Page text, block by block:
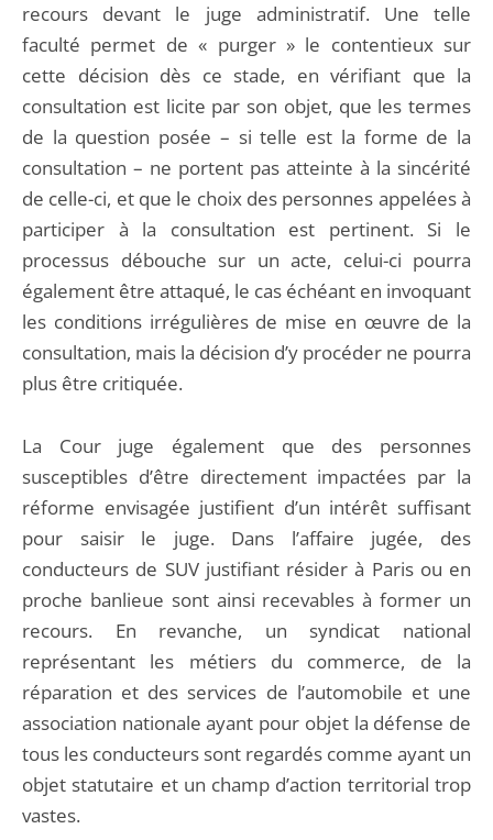
recours devant le juge administratif. Une telle
faculté permet de « purger » le contentieux sur
cette décision dès ce stade, en vérifiant que la
consultation est licite par son objet, que les termes
de la question posée – si telle est la forme de la
consultation – ne portent pas atteinte à la sincérité
de celle-ci, et que le choix des personnes appelées à
participer à la consultation est pertinent. Si le
processus débouche sur un acte, celui-ci pourra
également être attaqué, le cas échéant en invoquant
les conditions irrégulières de mise en œuvre de la
consultation, mais la décision d’y procéder ne pourra
plus être critiquée.
La Cour juge également que des personnes
susceptibles d’être directement impactées par la
réforme envisagée justifient d’un intérêt suffisant
pour saisir le juge. Dans l’affaire jugée, des
conducteurs de SUV justifiant résider à Paris ou en
proche banlieue sont ainsi recevables à former un
recours. En revanche, un syndicat national
représentant les métiers du commerce, de la
réparation et des services de l’automobile et une
association nationale ayant pour objet la défense de
tous les conducteurs sont regardés comme ayant un
objet statutaire et un champ d’action territorial trop
vastes.